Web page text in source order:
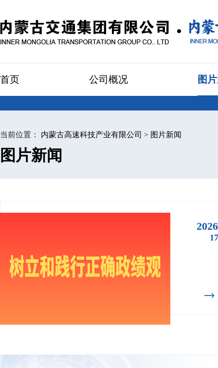
首页 公司概况 图
当前位置： 内蒙古高速科技产业有限公司 > 图片新闻
图片新闻
2026
17